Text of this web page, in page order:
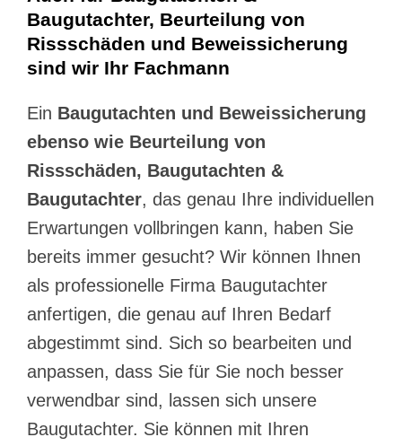
Baugutachter, Beurteilung von
Rissschäden und Beweissicherung
sind wir Ihr Fachmann
Ein Baugutachten und Beweissicherung
ebenso wie Beurteilung von
Rissschäden, Baugutachten &
Baugutachter, das genau Ihre individuellen
Erwartungen vollbringen kann, haben Sie
bereits immer gesucht? Wir können Ihnen
als professionelle Firma Baugutachter
anfertigen, die genau auf Ihren Bedarf
abgestimmt sind. Sich so bearbeiten und
anpassen, dass Sie für Sie noch besser
verwendbar sind, lassen sich unsere
Baugutachter. Sie können mit Ihren